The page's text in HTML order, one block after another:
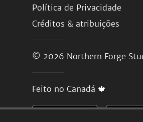
Política de Privacidade
Créditos & atribuições
© 2026 Northern Forge
Feito no Canadá 🍁